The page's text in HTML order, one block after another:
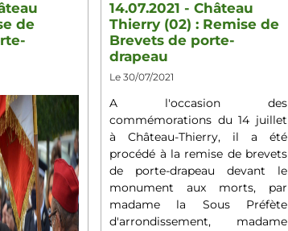
de
14.07.2021 - Château
Thierry (02) : Remise de
Brevets de porte-
drapeau
Le 30/07/2021
A l'occasion des
commémorations du 14 juillet
à Château-Thierry, il a été
procédé à la remise de brevets
de porte-drapeau devant le
monument aux morts, par
madame la Sous Préfète
d'arrondissement, madame